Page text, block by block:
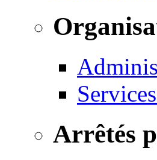
Arrêtés